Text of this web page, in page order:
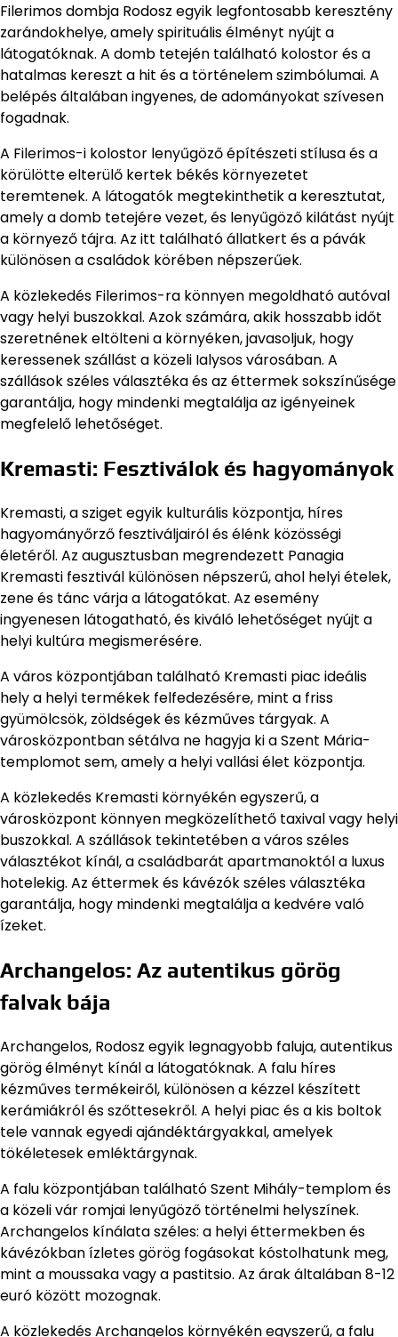
Filerimos dombja Rodosz egyik legfontosabb keresztény
zarándokhelye, amely spirituális élményt nyújt a
látogatóknak. A domb tetején található kolostor és a
hatalmas kereszt a hit és a történelem szimbólumai. A
belépés általában ingyenes, de adományokat szívesen
fogadnak.
A Filerimos-i kolostor lenyűgöző építészeti stílusa és a
körülötte elterülő kertek békés környezetet
teremtenek. A látogatók megtekinthetik a keresztutat,
amely a domb tetejére vezet, és lenyűgöző kilátást nyújt
a környező tájra. Az itt található állatkert és a pávák
különösen a családok körében népszerűek.
A közlekedés Filerimos-ra könnyen megoldható autóval
vagy helyi buszokkal. Azok számára, akik hosszabb időt
szeretnének eltölteni a környéken, javasoljuk, hogy
keressenek szállást a közeli Ialysos városában. A
szállások széles választéka és az éttermek sokszínűsége
garantálja, hogy mindenki megtalálja az igényeinek
megfelelő lehetőséget.
Kremasti: Fesztiválok és hagyományok
Kremasti, a sziget egyik kulturális központja, híres
hagyományőrző fesztiváljairól és élénk közösségi
életéről. Az augusztusban megrendezett Panagia
Kremasti fesztivál különösen népszerű, ahol helyi ételek,
zene és tánc várja a látogatókat. Az esemény
ingyenesen látogatható, és kiváló lehetőséget nyújt a
helyi kultúra megismerésére.
A város központjában található Kremasti piac ideális
hely a helyi termékek felfedezésére, mint a friss
gyümölcsök, zöldségek és kézműves tárgyak. A
városközpontban sétálva ne hagyja ki a Szent Mária-
templomot sem, amely a helyi vallási élet központja.
A közlekedés Kremasti környékén egyszerű, a
városközpont könnyen megközelíthető taxival vagy helyi
buszokkal. A szállások tekintetében a város széles
választékot kínál, a családbarát apartmanoktól a luxus
hotelekig. Az éttermek és kávézók széles választéka
garantálja, hogy mindenki megtalálja a kedvére való
ízeket.
Archangelos: Az autentikus görög
falvak bája
Archangelos, Rodosz egyik legnagyobb faluja, autentikus
görög élményt kínál a látogatóknak. A falu híres
kézműves termékeiről, különösen a kézzel készített
kerámiákról és szőttesekről. A helyi piac és a kis boltok
tele vannak egyedi ajándéktárgyakkal, amelyek
tökéletesek emléktárgynak.
A falu központjában található Szent Mihály-templom és
a közeli vár romjai lenyűgöző történelmi helyszínek.
Archangelos kínálata széles: a helyi éttermekben és
kávézókban ízletes görög fogásokat kóstolhatunk meg,
mint a moussaka vagy a pastitsio. Az árak általában 8-12
euró között mozognak.
A közlekedés Archangelos környékén egyszerű, a falu